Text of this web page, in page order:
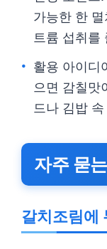
가능한 한
트륨 섭취를
활용 아이디
으면 감칠맛
드나 김밥
자주 묻
갈치조림에